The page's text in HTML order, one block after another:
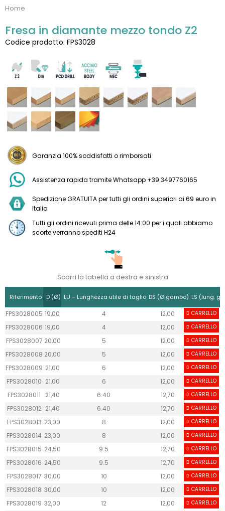
Home
Fresa in diamante mezzo tondo Z2
Codice prodotto: FPS3028
Garanzia 100% soddisfatti o rimborsati
Assistenza rapida tramite Whatsapp +39.3497760165
Spedizione GRATUITA per tutti gli ordini superiori ai 69 euro in
Italia
Tutti gli ordini ricevuti prima delle 14:00 per i quali abbiamo
scorte verranno spediti H24
Scorri la tabella a destra e sinistra
Riferimento D (Ø) LU – Lunghezza utile di taglio DS (Ø gambo) LS (lung.
FPS3028005 19,00 4 12,00 40
CARRELLO
FPS3028006 19,00 4 12,00 40
CARRELLO
FPS3028007 20,00 5 12,00 40
CARRELLO
FPS3028008 20,00 5 12,00 40
CARRELLO
FPS3028009 21,00 6 12,00 40
CARRELLO
FPS3028010 21,00 6 12,00 40
CARRELLO
FPS3028011 21,40 6.40 12,70 40
CARRELLO
FPS3028012 21,40 6.40 12,70 40
CARRELLO
FPS3028013 23,00 8 12,00 40
CARRELLO
FPS3028014 23,00 8 12,00 40
CARRELLO
FPS3028015 24,50 9.5 12,70 40
CARRELLO
FPS3028016 24,50 9.5 12,70 40
CARRELLO
FPS3028017 30,00 10 12,00 40
CARRELLO
FPS3028018 30,00 10 12,00 40
CARRELLO
FPS3028019 32,00 12 12,00 40
CARRELLO